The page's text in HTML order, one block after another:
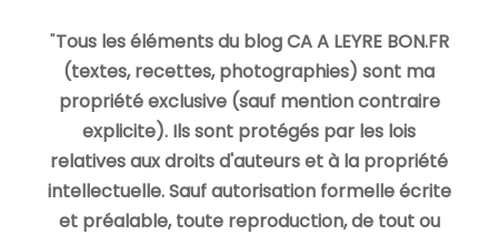
"Tous les éléments du blog CA A LEYRE BON.FR
(textes, recettes, photographies) sont ma
propriété exclusive (sauf mention contraire
explicite). Ils sont protégés par les lois
relatives aux droits d'auteurs et à la propriété
intellectuelle. Sauf autorisation formelle écrite
et préalable, toute reproduction, de tout ou